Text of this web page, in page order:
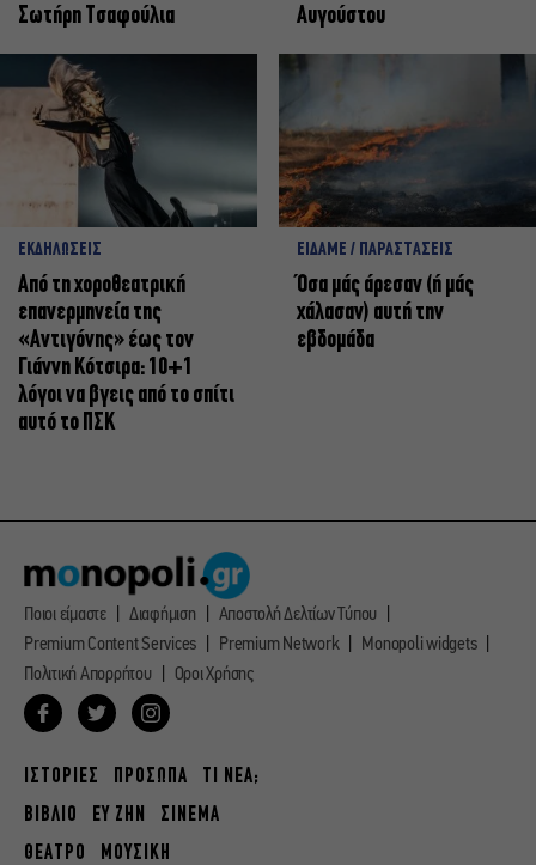
Σωτήρη Τσαφούλια
Αυγούστου
ΕΚΔΗΛΩΣΕΙΣ
Από τη χοροθεατρική
επανερμηνεία της
«Αντιγόνης» έως τον
Γιάννη Κότσιρα: 10+1
λόγοι να βγεις από το σπίτι
αυτό το ΠΣΚ
ΕΙΔΑΜΕ / ΠΑΡΑΣΤΑΣΕΙΣ
Όσα μάς άρεσαν (ή μάς
χάλασαν) αυτή την
εβδομάδα
Ποιοι είμαστε Διαφήμιση
Αποστολή Δελτίων Τύπου
Premium Content Services
Premium Network
Monopoli widgets
Πολιτική Απορρήτου
Οροι Χρήσης
ΙΣΤΟΡΙΕΣ ΠΡΟΣΩΠΑ
ΤΙ ΝΕΑ;
ΒΙΒΛΙΟ
ΕΥ ΖΗΝ
ΣΙΝΕΜΑ
ΘΕΑΤΡΟ
ΜΟΥΣΙΚΗ